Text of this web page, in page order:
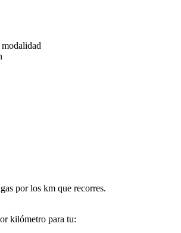
modalidad
por los km que recorres.
kilómetro para tu: